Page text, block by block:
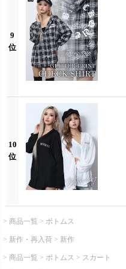
9
位
10
位
商品一覧 ボトムス
新作・再入荷 新作
商品一覧 ボトムス スカート